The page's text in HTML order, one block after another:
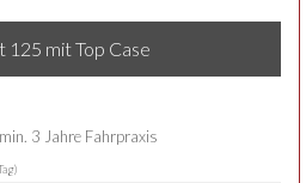
125 mit Top Case
3 Jahre Fahrpraxis